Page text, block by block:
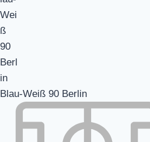
Blau-Weiß 90 Berlin